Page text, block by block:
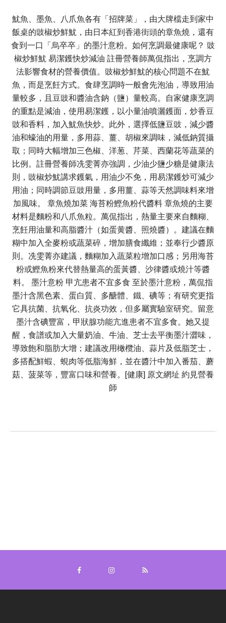
魷魚、墨魚、八爪魚各有「招牌菜」，由大牌檔走到家中
飯桌的豉椒炒鮮魷，由日本紅到香港街頭的章魚燒，還有
食到一口「烏卒卒」的墨汁意粉。如何烹調最健康呢？ 豉
椒炒鮮魷 易潔鑊快炒減油 註冊營養師萬侃指出，烹調方
法影響食材的營養價值。豉椒炒鮮魷的核心問題不在魷
魚，而是烹飪方式。食肆烹調時一般會先泡油，導致用油
量較多，且豆豉和醬油含鈉（鹽）量較高。自家健康烹調
的重點是減油，使用易潔鑊，以小量油噴灑鑊面，炒香豆
豉和香料，加入魷魚快炒。此外，選擇低鹽豆豉，減少醬
油和蠔油的用量，多用蒜、薑、胡椒來調味，減低鈉質攝
取；同時大幅增加三色椒、洋葱、芹菜、西蘭花等蔬菜的
比例。註冊營養師冼雯菁亦強調，少油少鹽少糖是健康法
則，豉椒炒魷講求鑊氣，用油少不免，用易潔鑊炒可減少
用油；同時調節豆豉用量，多用薑、蒜等天然調味料來增
加風味。 章魚燒加菜 海苔粉鰹魚粉代醬料 章魚燒的主要
材料是麵粉和八爪魚粒。萬侃指出，熱量主要來自麵糊、
烹飪用油量和高脂醬汁（如蛋黄醬、照燒醬）。建議在麵
糊中加入全麥粉或蔬菜碎，增加膳食纖維；並奉行少醬原
則。冼雯菁亦建議，麵糊加入蔬菜粒增加口感；另用海苔
粉或鰹魚粉來代替熱量高的蛋黃醬、沙律醬或燒汁等醬
料。 墨汁意粉 甲亢患者不宜多食 至於墨汁意粉，萬侃指
墨汁含黑色素、蛋白質、多醣體、鐵、碘等；有研究更指
它具抗菌、抗氧化、抗炎功效，但多屬實驗室研究。留意
墨汁含碘豐富，甲狀腺功能亢進患者不宜多食。她又提
醒，食譜或加入大量奶油、牛油、芝士去平衡墨汁澀味，
導致飽和脂肪大增；建議改用橄欖油、蒜片及低脂芝士，
多搭配鮮蝦、蜆肉等低脂海鮮，並在醬汁中加入番茄、蘑
菇、菠菜等，豐富口味和營養。[健康] 原文網址 約見營養
師